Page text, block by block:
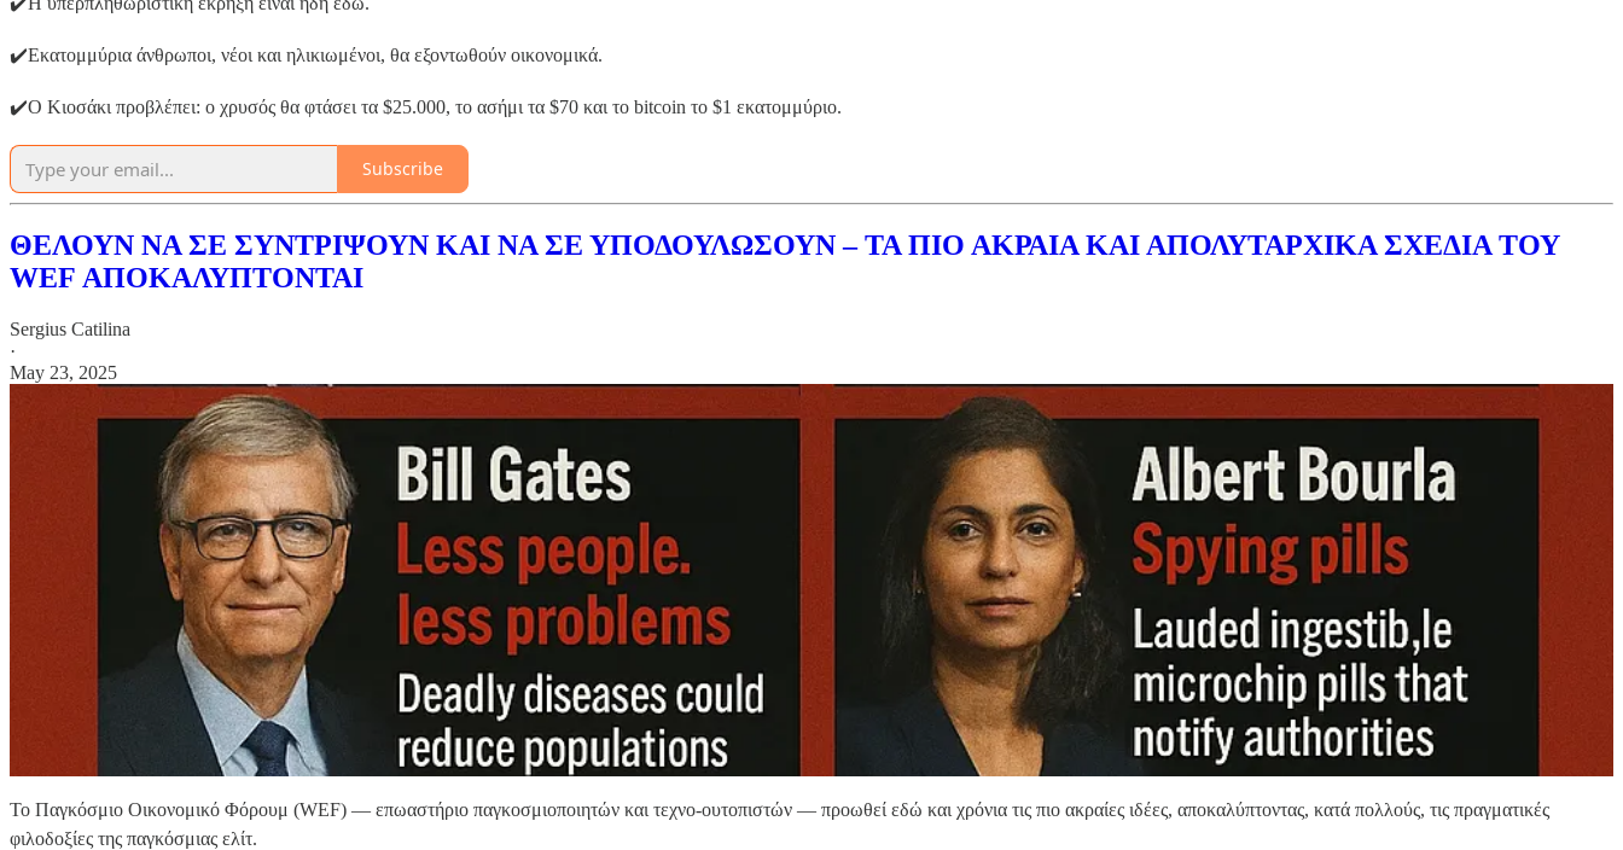
✔️Εκατομμύρια άνθρωποι, νέοι και ηλικιωμένοι, θα εξοντωθούν οικονομικά.
✔️Ο Κιοσάκι προβλέπει: ο χρυσός θα φτάσει τα $25.000, το ασήμι τα $70 και το bitcoin το $1 εκατομμύριο.
Subscribe
ΘΕΛΟΥΝ ΝΑ ΣΕ ΣΥΝΤΡΙΨΟΥΝ ΚΑΙ ΝΑ ΣΕ ΥΠΟΔΟΥΛΩΣΟΥΝ – ΤΑ ΠΙΟ ΑΚΡΑΙΑ ΚΑΙ ΑΠΟΛΥΤΑΡΧΙΚΑ ΣΧΕΔΙΑ ΤΟΥ
WEF ΑΠΟΚΑΛΥΠΤΟΝΤΑΙ
Sergius Catilina
·
May 23, 2025
Το Παγκόσμιο Οικονομικό Φόρουμ (WEF) — επωαστήριο παγκοσμιοποιητών και τεχνο-ουτοπιστών — προωθεί εδώ και χρόνια τις πιο ακραίες ιδέες, αποκαλύπτοντας, κατά πολλούς, τις πραγματικές
φιλοδοξίες της παγκόσμιας ελίτ.